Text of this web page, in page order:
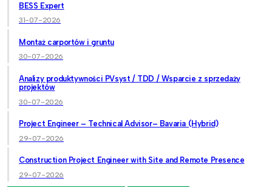
BESS Expert
31-07-2026
Montaż carportów i gruntu
30-07-2026
Analizy produktywności PVsyst / TDD / Wsparcie z sprzedaży
projektów
30-07-2026
Project Engineer – Technical Advisor– Bavaria (Hybrid)
29-07-2026
Construction Project Engineer with Site and Remote Presence
29-07-2026